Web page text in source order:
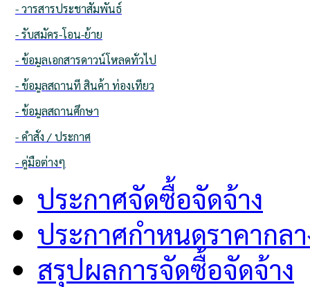
- วารสารประชาสัมพันธ์
- รับสมัคร-โอน-ย้าย
- ข้อมูลเอกสารดาวน์โหลดทั่วไป
- ข้อมูลสถานที่ สินค้า ท่องเที่ยว
- ข้อมูลสถานศึกษา
- คำสั่ง / ประกาศ
- คู่มือต่างๆ
ประกาศจัดซื้อจัดจ้าง
ประกาศกำหนดราคากล
สรุปผลการจัดซื้อจัดจ้าง